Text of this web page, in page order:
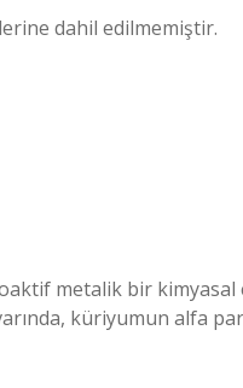
dahil edilmemiştir.
metalik bir
küriyumun alfa